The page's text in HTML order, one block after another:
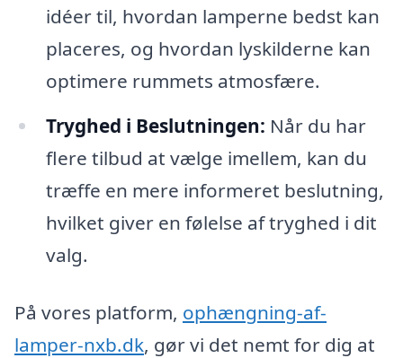
idéer til, hvordan lamperne bedst kan
placeres, og hvordan lyskilderne kan
optimere rummets atmosfære.
Tryghed i Beslutningen: Når du har
flere tilbud at vælge imellem, kan du
træffe en mere informeret beslutning,
hvilket giver en følelse af tryghed i dit
valg.
På vores platform, ophængning-af-
lamper-nxb.dk, gør vi det nemt for dig at